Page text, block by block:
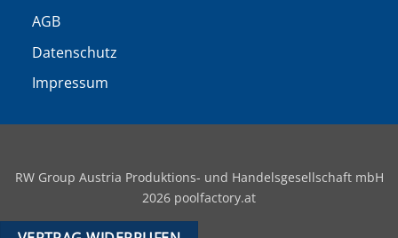
AGB
Datenschutz
Impressum
RW Group Austria Produktions- und Handelsgesellschaft mbH
2026 poolfactory.at